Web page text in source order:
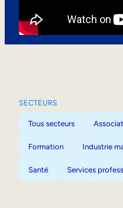
SECTEURS
Tous secteurs
Formation Industrie
Santé Services